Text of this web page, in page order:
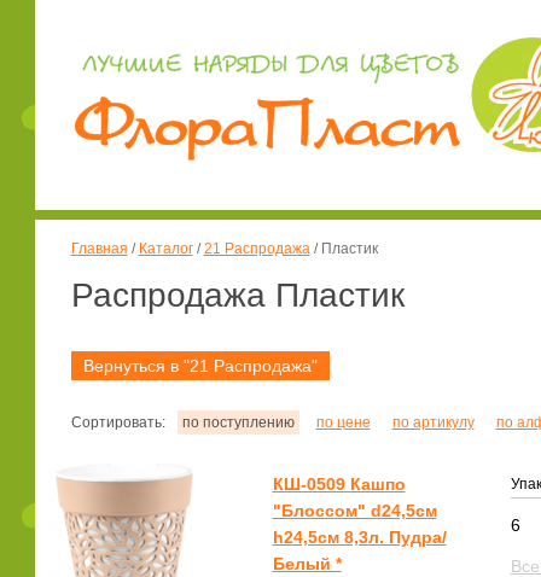
Главная / Каталог/21 Распродажа/ Пластик
Распродажа Пластик
Вернуться в "21 Распродажа"
Сортировать: по поступлению по цене по артикулу по
КШ-0509 Кашпо
"Блоссом" d24,5см
h24,5см 8,3л. Пудра/
Белый *
6